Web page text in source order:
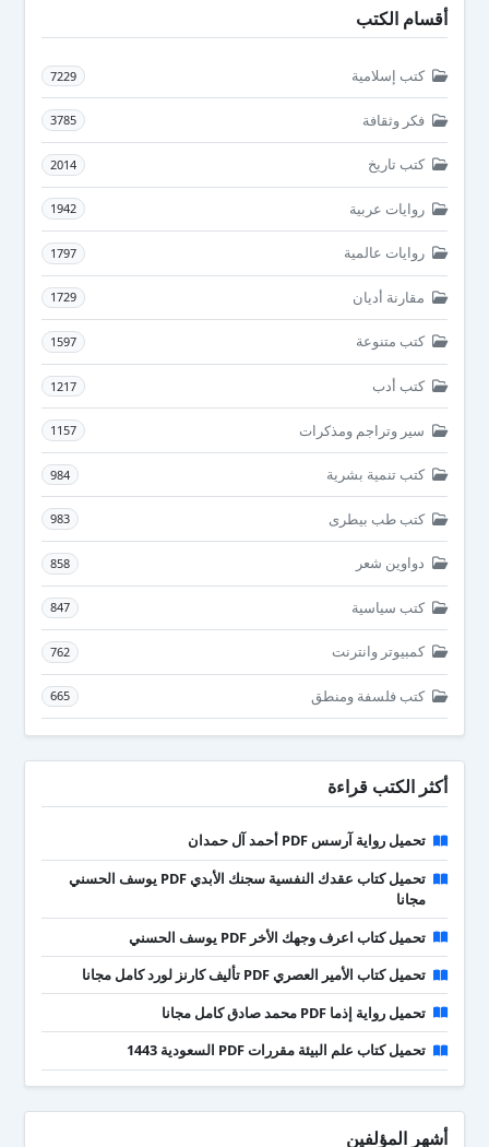
أقسام الكتب
كتب إسلامية 7229
فكر وثقافة 3785
كتب تاريخ 2014
روايات عربية 1942
روايات عالمية 1797
مقارنة أديان 1729
كتب متنوعة 1597
كتب أدب 1217
سير وتراجم ومذكرات 1157
كتب تنمية بشرية 984
كتب طب بيطرى 983
دواوين شعر 858
كتب سياسية 847
كمبيوتر وانترنت 762
كتب فلسفة ومنطق 665
أكثر الكتب قراءة
تحميل رواية آرسس PDF أحمد آل حمدان
تحميل كتاب عقدك النفسية سجنك الأبدي PDF يوسف الحسني
مجانا
تحميل كتاب اعرف وجهك الأخر PDF يوسف الحسني
تحميل كتاب الأمير العصري PDF تأليف كارنز لورد كامل مجانا
تحميل رواية إذما PDF محمد صادق كامل مجانا
تحميل كتاب علم البيئة مقررات PDF السعودية 1443
أشهر المؤلفين